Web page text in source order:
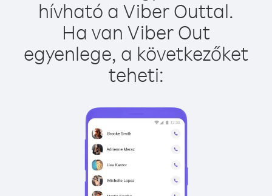
hívható a Viber Outtal.
Ha van Viber Out
egyenlege, a következőket
teheti: